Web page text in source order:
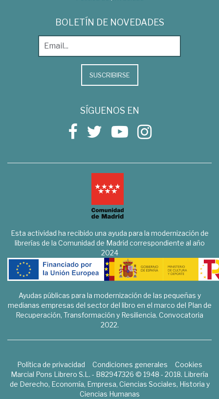
BOLETÍN DE NOVEDADES
SUSCRIBIRSE
SÍGUENOS EN
Esta actividad ha recibido una ayuda para la modernización de
librerías de la Comunidad de Madrid correspondiente al año
2024
Ayudas públicas para la modernización de las pequeñas y
medianas empresas del sector del libro en el marco del Plan de
Recuperación, Transformación y Resiliencia. Convocatoria
2022.
Política de privacidad Condiciones generales
Cookies
Marcial Pons Librero S.L. - B82947326 © 1948 - 2018. Librería
de Derecho, Economía, Empresa, Ciencias Sociales, Historia y
Ciencias Humanas